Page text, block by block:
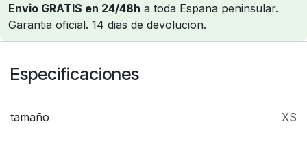
Envio GRATIS en 24/48h a toda Espana peninsular.
Garantia oficial. 14 dias de devolucion.
Especificaciones
tamaño XS